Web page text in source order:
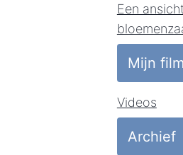
Een
Mijn
Videos
Archief